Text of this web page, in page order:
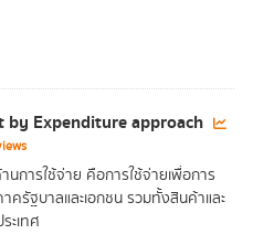
by Expenditure approach
การใช้จ่าย คือการใช้จ่ายเพื่อการ
ครัฐบาลและเอกชน รวมทั้งสินค้าและ
ะเทศ